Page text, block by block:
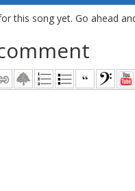
this song yet. Go ahead